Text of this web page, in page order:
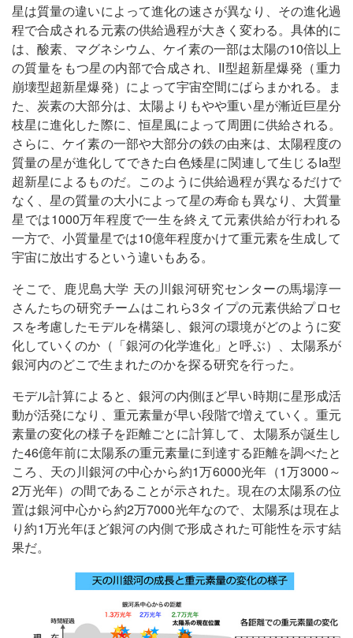
星は質量の違いによって進化の速さが異なり、その進化過
程で合成される元素の供給過程が大きく変わる。具体的に
は、酸素、マグネシウム、ケイ素の一部は太陽の10倍以上
の質量をもつ星の内部で合成され、II型超新星爆発（重力
崩壊型超新星爆発）によって宇宙空間にばらまかれる。ま
た、炭素の大部分は、太陽よりもやや重い星が漸近巨星分
枝星に進化した際に、恒星風によって周囲に供給される。
さらに、ケイ素の一部や大部分の鉄の由来は、太陽程度の
質量の星が進化してできた白色矮星に関連して生じるIa型
超新星によるものだ。このように供給過程が異なるだけで
なく、星の質量の大小によって星の寿命も異なり、大質量
星では1000万年程度で一生を終えて元素供給が行われる
一方で、小質量星では10億年程度かけて重元素を生成して
宇宙に放出するという違いもある。
そこで、鹿児島大学 天の川銀河研究センターの馬場淳一
さんたちの研究チームはこれら3タイプの元素供給プロセ
スを考慮したモデルを構築し、銀河の環境がどのように変
化していくのか（「銀河の化学進化」と呼ぶ）、太陽系が
銀河内のどこで生まれたのかを探る研究を行った。
モデル計算によると、銀河の内側ほど早い時期に星形成活
動が活発になり、重元素量が早い段階で増えていく。重元
素量の変化の様子を距離ごとに計算して、太陽系が誕生し
た46億年前に太陽系の重元素量に到達する距離を調べたと
ころ、天の川銀河の中心から約1万6000光年（1万3000～
2万光年）の間であることが示された。現在の太陽系の位
置は銀河中心から約2万7000光年なので、太陽系は現在よ
り約1万光年ほど銀河の内側で形成された可能性を示す結
果だ。